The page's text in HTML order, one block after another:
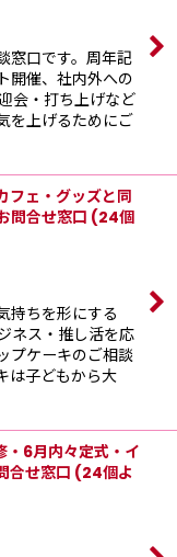
窓口です。周年記
開催、社内外への
会・打ち上げなど
を上げるためにご
フェ・グッズと同
問合せ窓口 (24個
持ちを形にする
ネス・推し活を応
プケーキのご相談
は子どもから大
・6月内々定式・イ
合せ窓口 (24個よ